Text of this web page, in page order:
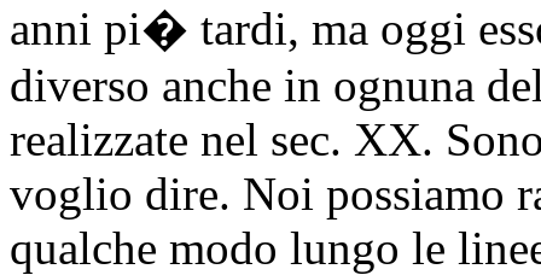
anni pi� tardi, ma oggi
diverso anche in ognuna
realizzate nel sec. XX.
voglio dire. Noi possiamo
qualche modo lungo le